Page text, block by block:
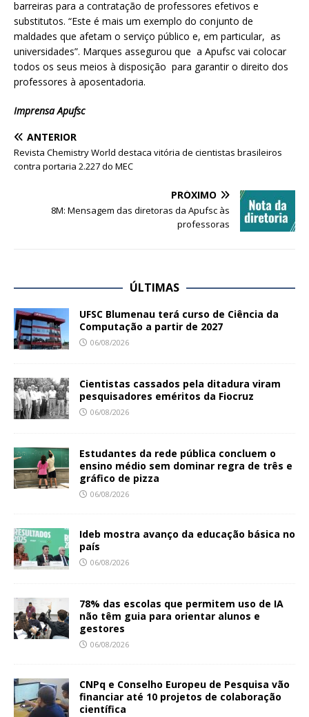
barreiras para a contratação de professores efetivos e
substitutos. “Este é mais um exemplo do conjunto de
maldades que afetam o serviço público e, em particular, as
universidades”. Marques assegurou que a Apufsc vai colocar
todos os seus meios à disposição para garantir o direito dos
professores à aposentadoria.
Imprensa Apufsc
ANTERIOR
Revista Chemistry World destaca vitória de cientistas brasileiros
contra portaria 2.227 do MEC
PRÓXIMO
8M: Mensagem das diretoras da Apufsc às
professoras
ÚLTIMAS
UFSC Blumenau terá curso de Ciência da
Computação a partir de 2027
06/08/2026
Cientistas cassados pela ditadura viram
pesquisadores eméritos da Fiocruz
06/08/2026
Estudantes da rede pública concluem o
ensino médio sem dominar regra de três e
gráfico de pizza
06/08/2026
Ideb mostra avanço da educação básica no
país
06/08/2026
78% das escolas que permitem uso de IA
não têm guia para orientar alunos e
gestores
06/08/2026
CNPq e Conselho Europeu de Pesquisa vão
financiar até 10 projetos de colaboração
científica